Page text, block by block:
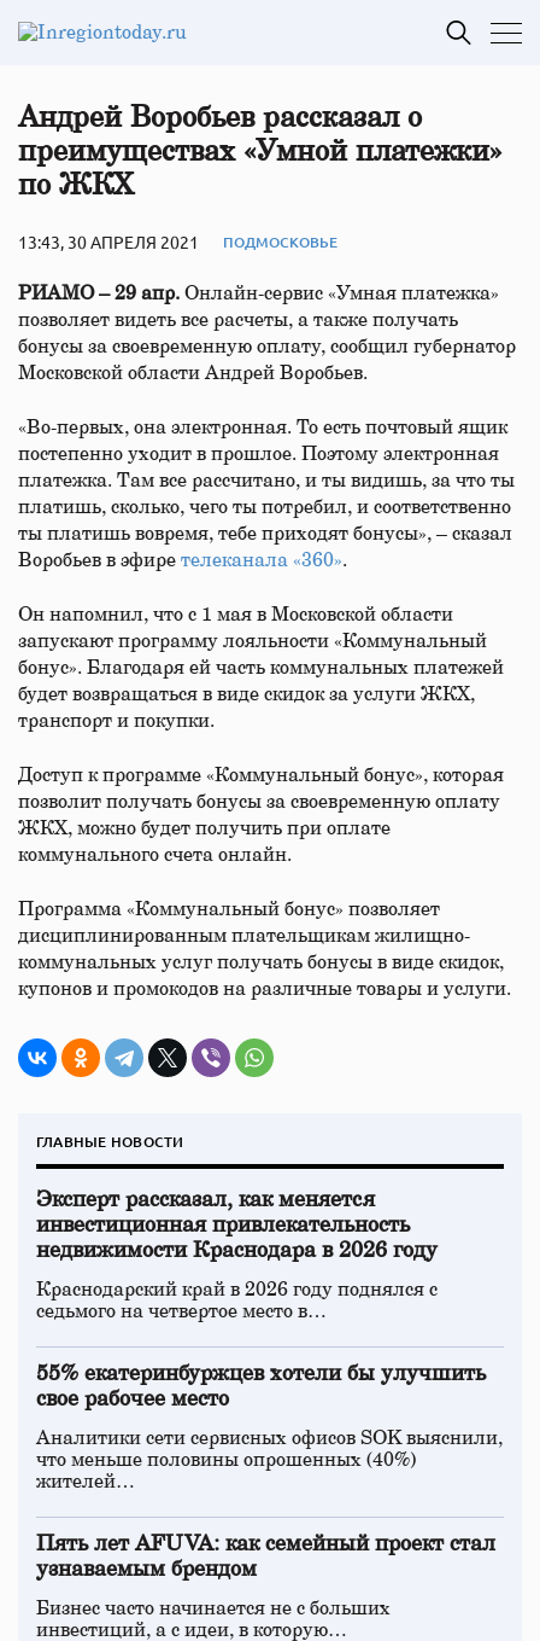
Андрей Воробьев рассказал о
преимуществах «Умной платежки»
по ЖКХ
13:43, 30 АПРЕЛЯ 2021 ПОДМОСКОВЬЕ
РИАМО – 29 апр. Онлайн-сервис «Умная платежка»
позволяет видеть все расчеты, а также получать
бонусы за своевременную оплату, сообщил губернатор
Московской области Андрей Воробьев.
«Во-первых, она электронная. То есть почтовый ящик
постепенно уходит в прошлое. Поэтому электронная
платежка. Там все рассчитано, и ты видишь, за что ты
платишь, сколько, чего ты потребил, и соответственно
ты платишь вовремя, тебе приходят бонусы», – сказал
Воробьев в эфире телеканала «360».
Он напомнил, что с 1 мая в Московской области
запускают программу лояльности «Коммунальный
бонус». Благодаря ей часть коммунальных платежей
будет возвращаться в виде скидок за услуги ЖКХ,
транспорт и покупки.
Доступ к программе «Коммунальный бонус», которая
позволит получать бонусы за своевременную оплату
ЖКХ, можно будет получить при оплате
коммунального счета онлайн.
Программа «Коммунальный бонус» позволяет
дисциплинированным плательщикам жилищно-
коммунальных услуг получать бонусы в виде скидок,
купонов и промокодов на различные товары и услуги.
ГЛАВНЫЕ НОВОСТИ
Эксперт рассказал, как меняется
инвестиционная привлекательность
недвижимости Краснодара в 2026 году
Краснодарский край в 2026 году поднялся с
седьмого на четвертое место в…
55% екатеринбуржцев хотели бы улучшить
свое рабочее место
Аналитики сети сервисных офисов SOK выяснили,
что меньше половины опрошенных (40%)
жителей…
Пять лет AFUVA: как семейный проект стал
узнаваемым брендом
Бизнес часто начинается не с больших
инвестиций, а с идеи, в которую…